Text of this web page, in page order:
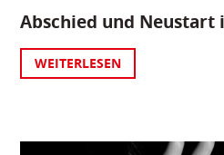
Abschied und Neustart
WEITERLESEN